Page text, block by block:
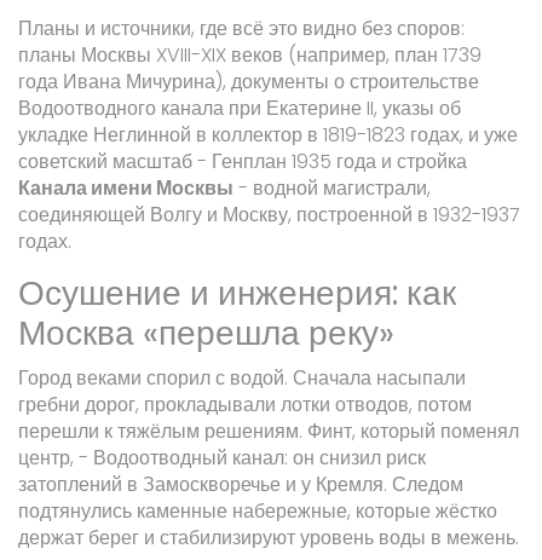
Планы и источники, где всё это видно без споров:
планы Москвы XVIII-XIX веков (например, план 1739
года Ивана Мичурина), документы о строительстве
Водоотводного канала при Екатерине II, указы об
укладке Неглинной в коллектор в 1819-1823 годах, и уже
советский масштаб - Генплан 1935 года и стройка
Канала имени Москвы - водной магистрали,
соединяющей Волгу и Москву, построенной в 1932-1937
годах.
Осушение и инженерия: как
Москва «перешла реку»
Город веками спорил с водой. Сначала насыпали
гребни дорог, прокладывали лотки отводов, потом
перешли к тяжёлым решениям. Финт, который поменял
центр, - Водоотводный канал: он снизил риск
затоплений в Замоскворечье и у Кремля. Следом
подтянулись каменные набережные, которые жёстко
держат берег и стабилизируют уровень воды в межень.